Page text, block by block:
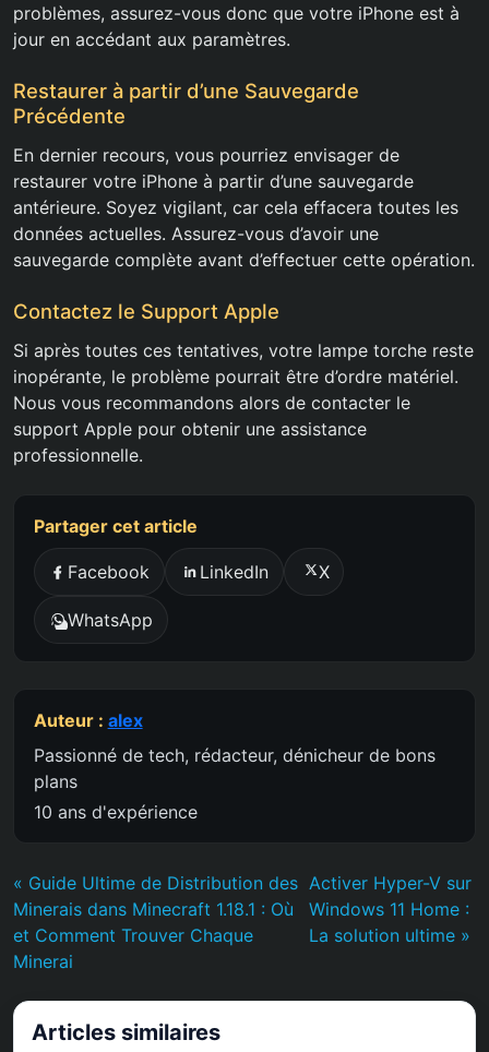
problèmes, assurez-vous donc que votre iPhone est à
jour en accédant aux paramètres.
Restaurer à partir d’une Sauvegarde
Précédente
En dernier recours, vous pourriez envisager de
restaurer votre iPhone à partir d’une sauvegarde
antérieure. Soyez vigilant, car cela effacera toutes les
données actuelles. Assurez-vous d’avoir une
sauvegarde complète avant d’effectuer cette opération.
Contactez le Support Apple
Si après toutes ces tentatives, votre lampe torche reste
inopérante, le problème pourrait être d’ordre matériel.
Nous vous recommandons alors de contacter le
support Apple pour obtenir une assistance
professionnelle.
Partager cet article
Facebook LinkedIn X
WhatsApp
Auteur : alex
Passionné de tech, rédacteur, dénicheur de bons
plans
10 ans d'expérience
« Guide Ultime de Distribution des
Minerais dans Minecraft 1.18.1 : Où
et Comment Trouver Chaque
Minerai
Activer Hyper-V sur
Windows 11 Home :
La solution ultime »
Articles similaires